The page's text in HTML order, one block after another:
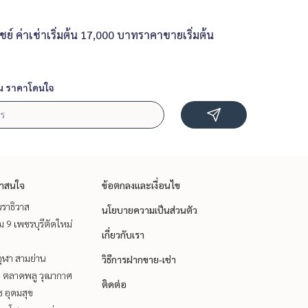
ค่าเช่าเริ่มต้น 17,000 บาทราคาขายเริ่มต้น
ราคาโดนใจ
สนใจ
าธิวาส
9 เพชรบุรีตัดใหม่
า สามย่าน
ตลาดพลู วุฒากาศ
อุดมสุข
ข้อตกลงและเงื่อนไข
นโยบายความเป็นส่วนตัว
เกี่ยวกับเรา
วิธีการฝากขาย-เช่า
ติดต่อ